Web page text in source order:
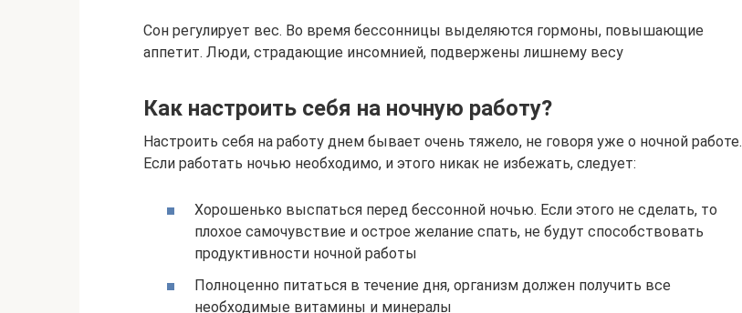
Сон регулирует вес. Во время бессонницы выделяются гормоны, повышающие
аппетит. Люди, страдающие инсомнией, подвержены лишнему весу
Как настроить себя на ночную работу?
Настроить себя на работу днем бывает очень тяжело, не говоря уже о ночной работе.
Если работать ночью необходимо, и этого никак не избежать, следует:
Хорошенько выспаться перед бессонной ночью. Если этого не сделать, то
плохое самочувствие и острое желание спать, не будут способствовать
продуктивности ночной работы
Полноценно питаться в течение дня, организм должен получить все
необходимые витамины и минералы